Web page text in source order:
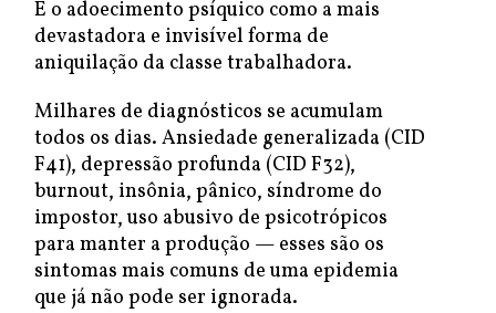
É o adoecimento psíquico como a mais
devastadora e invisível forma de
aniquilação da classe trabalhadora.
Milhares de diagnósticos se acumulam
todos os dias. Ansiedade generalizada (CID
F41), depressão profunda (CID F32),
burnout, insônia, pânico, síndrome do
impostor, uso abusivo de psicotrópicos
para manter a produção — esses são os
sintomas mais comuns de uma epidemia
que já não pode ser ignorada.